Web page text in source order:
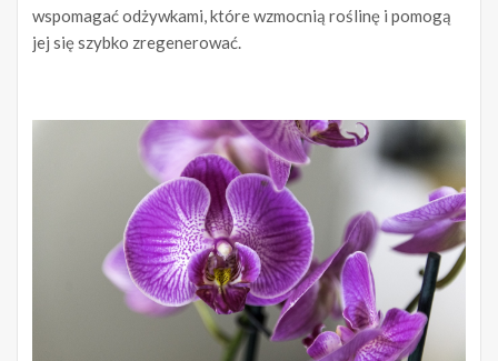
wspomagać odżywkami, które wzmocnią roślinę i pomogą
jej się szybko zregenerować.